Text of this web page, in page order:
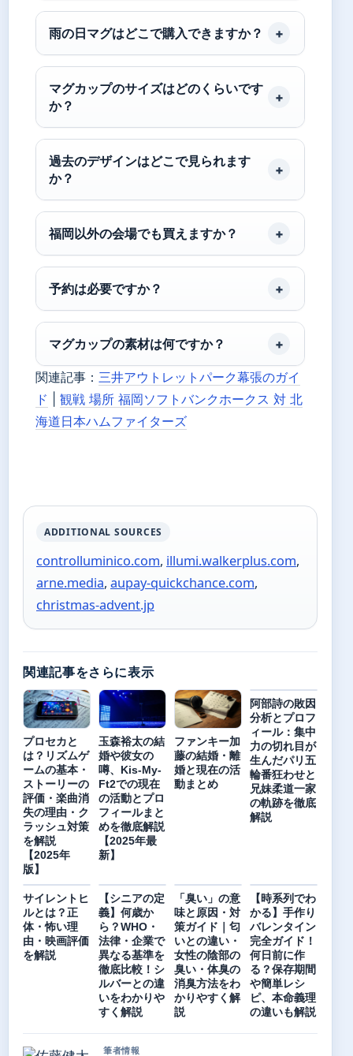
雨の日マグはどこで購入できますか？
マグカップのサイズはどのくらいです
か？
過去のデザインはどこで見られます
か？
福岡以外の会場でも買えますか？
予約は必要ですか？
マグカップの素材は何ですか？
関連記事： 三井アウトレットパーク幕張のガイ
ド
観戦 場所 福岡ソフトバンクホークス 対 北
海道日本ハムファイターズ
ADDITIONAL SOURCES
controlluminico.com, illumi.walkerplus.com,
arne.media, aupay-quickchance.com,
christmas-advent.jp
関連記事をさらに表示
プロセカと
は？リズムゲ
ームの基本・
ストーリーの
評価・楽曲消
失の理由・ク
ラッシュ対策
を解説
【2025年
版】
玉森裕太の結
婚や彼女の
噂、Kis-My-
Ft2での現在
の活動とプロ
フィールまと
めを徹底解説
【2025年最
新】
ファンキー加
藤の結婚・離
婚と現在の活
動まとめ
阿部詩の敗因
分析とプロフ
ィール：集中
力の切れ目が
生んだパリ五
輪番狂わせと
兄妹柔道一家
の軌跡を徹底
解説
サイレントヒ
ルとは？正
体・怖い理
由・映画評価
を解説
【シニアの定
義】何歳か
ら？WHO・
法律・企業で
異なる基準を
徹底比較！シ
ルバーとの違
いをわかりや
すく解説
「臭い」の意
味と原因・対
策ガイド｜匂
いとの違い・
女性の陰部の
臭い・体臭の
消臭方法をわ
かりやすく解
説
【時系列でわ
かる】手作り
バレンタイン
完全ガイド！
何日前に作
る？保存期間
や簡単レシ
ピ、本命義理
の違いも解説
筆者情報